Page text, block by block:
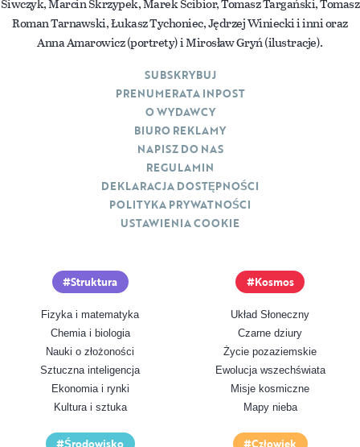
Roman Tarnawski, Łukasz Tychoniec, Jędrzej Winiecki i inni oraz
Anna Amarowicz (portrety) i Mirosław Gryń (ilustracje).
Struktura
Fizyka i matematyka
Chemia i biologia
Nauki o złożoności
Sztuczna inteligencja
Ekonomia i rynki
Kultura i sztuka
Kosmos
Układ Słoneczny
Czarne dziury
Życie pozaziemskie
Ewolucja wszechświata
Misje kosmiczne
Mapy nieba
Środowisko Człowiek
SUBSKRYBUJ
PRENUMERATA INPOST
O WYDAWCY
BIURO REKLAMY
NAPISZ DO NAS
REGULAMIN
DEKLARACJA DOSTĘPNOŚCI
POLITYKA PRYWATNOŚCI
USTAWIENIA COOKIE